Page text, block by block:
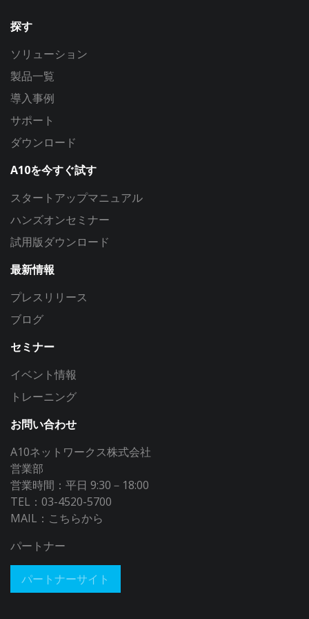
探す
ソリューション
製品一覧
導入事例
サポート
ダウンロード
A10を今すぐ試す
スタートアップマニュアル
ハンズオンセミナー
試用版ダウンロード
最新情報
プレスリリース
ブログ
セミナー
イベント情報
トレーニング
お問い合わせ
A10ネットワークス株式会社
営業部
営業時間：平日 9:30－18:00
TEL：03-4520-5700
MAIL： こちらから
パートナー
パートナーサイト